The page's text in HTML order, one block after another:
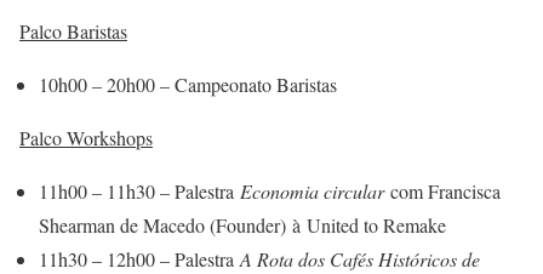
Palco Baristas
10h00 – 20h00 – Campeonato Baristas
Palco Workshops
11h00 – 11h30 – Palestra Economia circularcom Francisca
Shearman de Macedo (Founder) à United to Remake
11h30 – 12h00 – Palestra A Rota dos Cafés Históricos de